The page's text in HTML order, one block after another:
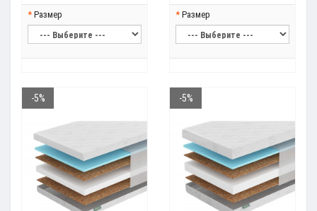
Размер
Размер
-5% -5%